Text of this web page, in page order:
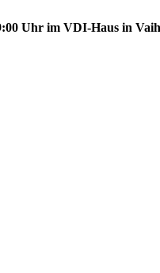
Uhr im VDI-Haus in